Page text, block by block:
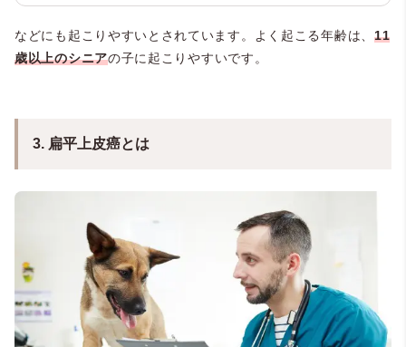
などにも起こりやすいとされています。よく起こる年齢は、 11
歳以上のシニアの子に起こりやすいです。
3. 扁平上皮癌とは